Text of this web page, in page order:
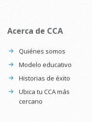
Acerca de CCA
Quiénes somos
Modelo educativo
Historias de éxito
Ubica tu CCA más
cercano